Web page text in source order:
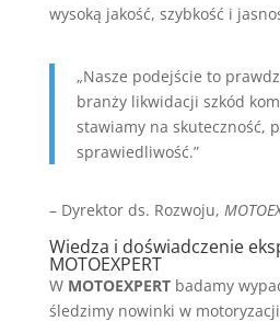
wysoką jakość, szybkość i
„Nasze podejście to
branży likwidacji szkód
stawiamy na skuteczność,
sprawiedliwość.”
– Dyrektor ds. Rozwoju,
Wiedza i doświadczenie
MOTOEXPERT
W MOTOEXPERTbadamy
śledzimy nowinki w